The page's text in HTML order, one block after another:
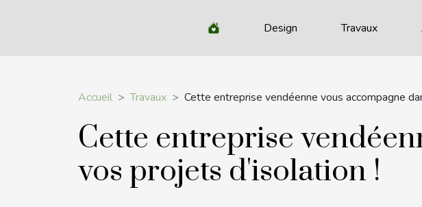
Design Travaux
Accueil Travaux Cette entreprise vendéenne vous accompagne
Cette entreprise
vos projets d'isolation !